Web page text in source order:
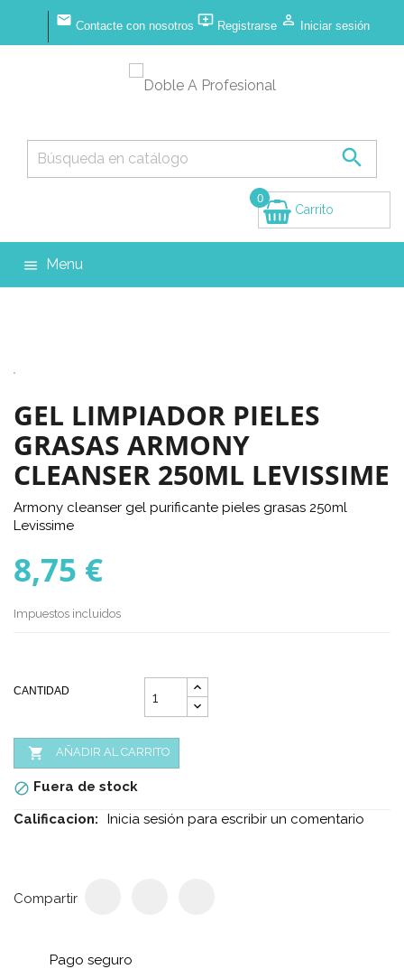
 Contacte con nosotros  Registrarse  Iniciar sesión

Carrito
0
 Menu
GEL LIMPIADOR PIELES
GRASAS ARMONY
CLEANSER 250ML LEVISSIME
Armony cleanser gel purificante pieles grasas 250ml
Levissime
8,75 €
Impuestos incluidos
CANTIDAD
 AÑADIR AL CARRITO
 Fuera de stock
Calificacion:
Inicia sesión para escribir un comentario
Compartir
Pago seguro